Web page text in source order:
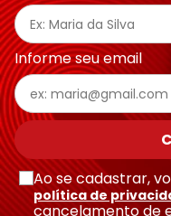
Informe seu email
Ao se cadastrar,
política de
cancelamento de